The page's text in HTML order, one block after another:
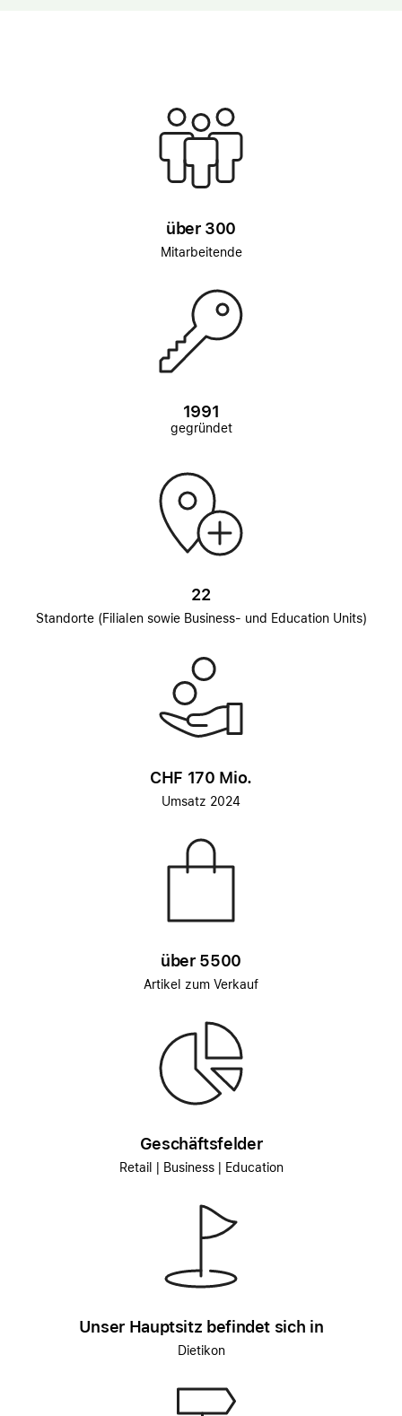
über 300
Mitarbeitende
1991
gegründet
22
Standorte (Filialen sowie Business- und Education Units)
CHF 170 Mio.
Umsatz 2024
über 5500
Artikel zum Verkauf
Geschäftsfelder
Retail | Business | Education
Unser Hauptsitz befindet sich in
Dietikon